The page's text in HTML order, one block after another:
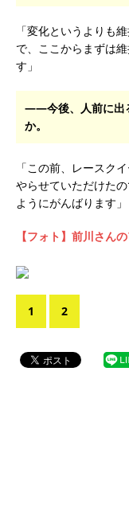
「変化というよりも
で、ここからまずは
す」
――今後、人前に出
か。
「この前、レースク
やらせていただけた
ようにがんばります」
【フォト】前川さん
1 2